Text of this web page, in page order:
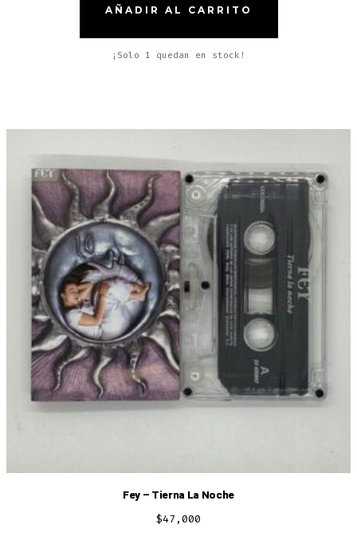
AÑADIR AL CARRITO
¡Solo 1 quedan en stock!
Fey – Tierna La Noche
$47,000